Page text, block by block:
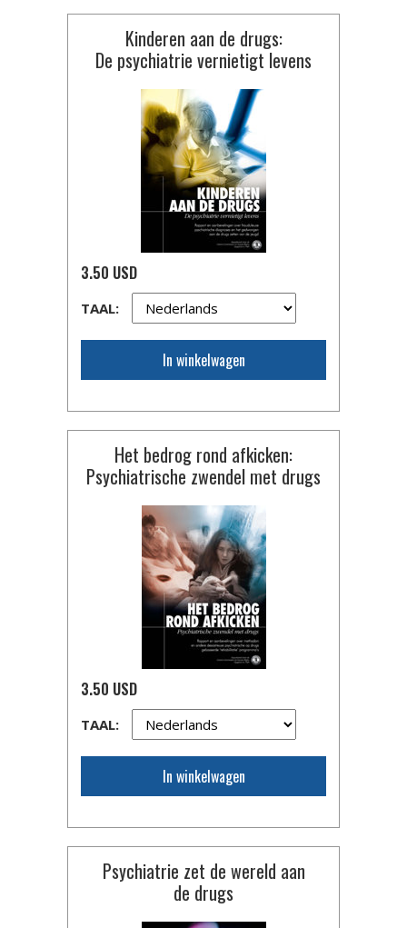
Kinderen aan de drugs:
De psychiatrie vernietigt levens
3.50 USD
TAAL:
In winkelwagen
Het bedrog rond afkicken:
Psychiatrische zwendel met drugs
3.50 USD
TAAL:
In winkelwagen
Psychiatrie zet de wereld aan
de drugs